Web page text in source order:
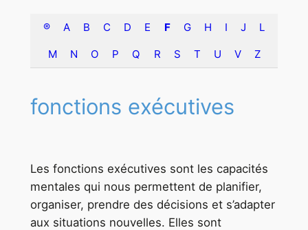
® A B C D E F G H I J L
M N O P Q R S T U V Z
fonctions exécutives
Les fonctions exécutives sont les capacités
mentales qui nous permettent de planifier,
organiser, prendre des décisions et s’adapter
aux situations nouvelles. Elles sont